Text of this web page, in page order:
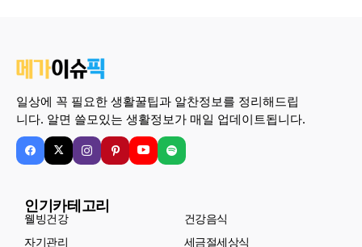
일상에 꼭 필요한 생활꿀팁과 알찬정보를 정리해드립
니다. 알면 쓸모있는 생활정보가 매일 업데이트됩니다.
인기카테고리
웰빙건강
건강음식
자기관리
세금절세상식